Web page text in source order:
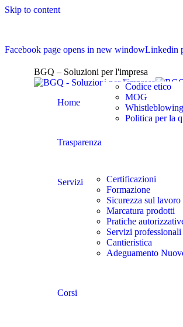
Skip to content
Facebook page opens in new windowLinkedin
BGQ – Soluzioni per l'impresa
Home
Trasparenza
Codice etico
MOG
Whistleblowing
Politica per la
Servizi
Certificazioni
Formazione
Sicurezza sul lavoro
Marcatura prodotti
Pratiche
Servizi professionali
Cantieristica
Adeguamento
Corsi